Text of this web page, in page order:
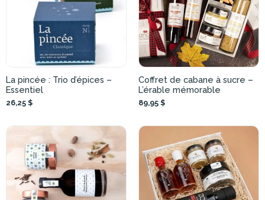
La pincée : Trio d’épices –
Essentiel
26,25 $
Coffret de cabane à sucre –
L’érable mémorable
89,95 $